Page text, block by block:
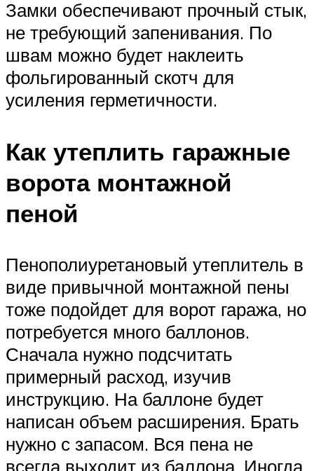
Замки обеспечивают прочный стык,
не требующий запенивания. По
швам можно будет наклеить
фольгированный скотч для
усиления герметичности.
Как утеплить гаражные
ворота монтажной
пеной
Пенополиуретановый утеплитель в
виде привычной монтажной пены
тоже подойдет для ворот гаража, но
потребуется много баллонов.
Сначала нужно подсчитать
примерный расход, изучив
инструкцию. На баллоне будет
написан объем расширения. Брать
нужно с запасом. Вся пена не
всегда выходит из баллона. Иногда